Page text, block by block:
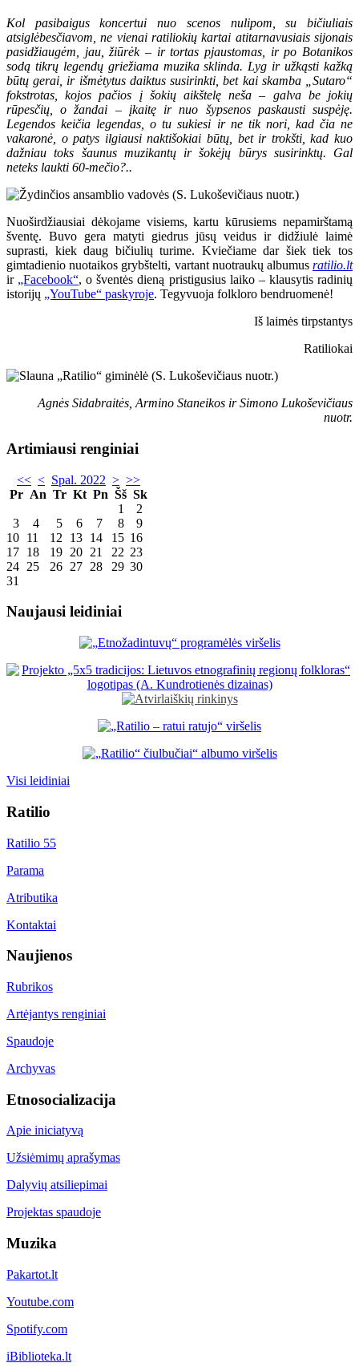
Kol pasibaigus koncertui nuo scenos nulipom, su bičiuliais
atsiglėbesčiavom, ne vienai ratiliokių kartai atitarnavusiais sijonais
pasidžiaugėm, jau, žiūrėk – ir tortas pjaustomas, ir po Botanikos
sodą tikrų legendų griežiama muzika sklinda. Lyg ir užkąsti kažką
būtų gerai, ir išmėtytus daiktus susirinkti, bet kai skamba „Sutaro“
fokstrotas, kojos pačios į šokių aikštelę neša – galva be jokių
rūpesčių, o žandai – įkaitę ir nuo šypsenos paskausti suspėję.
Legendos keičia legendas, o tu sukiesi ir ne tik nori, kad čia ne
vakaronė, o patys ilgiausi naktišokiai būtų, bet ir trokšti, kad kuo
dažniau toks šaunus muzikantų ir šokėjų būrys susirinktų. Gal
neteks laukti 60-mečio?..
Nuoširdžiausiai dėkojame visiems, kartu kūrusiems nepamirštamą
šventę. Buvo gera matyti giedrus jūsų veidus ir didžiulė laimė
suprasti, kiek daug bičiulių turime. Kviečiame dar šiek tiek tos
gimtadienio nuotaikos grybštelti, vartant nuotraukų albumus ratilio.lt
ir „Facebook“, o šventės dieną pristigusius laiko – klausytis radinių
istorijų „YouTube“ paskyroje. Tegyvuoja folkloro bendruomenė!
Iš laimės tirpstantys
Ratiliokai
Agnės Sidabraitės, Armino Staneikos ir Simono Lukoševičiaus
nuotr.
Artimiausi renginiai
<< < Spal. 2022 > >>
Pr An Tr Kt Pn Šš Sk
1
2
3
4 5 6 7 8
9
10 11 12 13 14 15 16
17 18 19 20 21 22 23
24 25 26 27 28 29 30
31
Naujausi leidiniai
Visi leidiniai
Ratilio
Ratilio 55
Parama
Atributika
Kontaktai
Naujienos
Rubrikos
Artėjantys renginiai
Spaudoje
Archyvas
Etnosocializacija
Apie iniciatyvą
Užsiėmimų aprašymas
Dalyvių atsiliepimai
Projektas spaudoje
Muzika
Pakartot.lt
Youtube.com
Spotify.com
iBiblioteka.lt